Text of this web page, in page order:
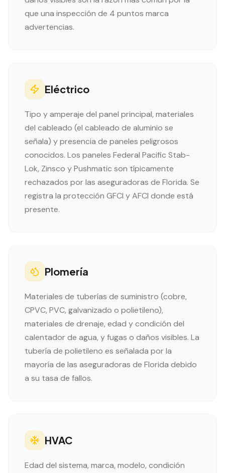
que una inspección de 4 puntos marca
advertencias.
Eléctrico
Tipo y amperaje del panel principal, materiales
del cableado (el cableado de aluminio se
señala) y presencia de paneles peligrosos
conocidos. Los paneles Federal Pacific Stab-
Lok, Zinsco y Pushmatic son típicamente
rechazados por las aseguradoras de Florida. Se
registra la protección GFCI y AFCI donde está
presente.
Plomería
Materiales de tuberías de suministro (cobre,
CPVC, PVC, galvanizado o polietileno),
materiales de drenaje, edad y condición del
calentador de agua, y fugas o daños visibles. La
tubería de polietileno es señalada por la
mayoría de las aseguradoras de Florida debido
a su tasa de fallos.
HVAC
Edad del sistema, marca, modelo, condición